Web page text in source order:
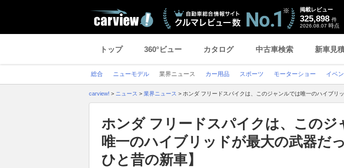
掲載レビュー
325,898 件
2026.08.07 時点
トップ 360°ビュー カタログ 中古車検索 新車見
総合 ニューモデル 業界ニュース カー用品 スポーツ モーターショー イベ
carview! > ニュース > 業界ニュース > ホンダ フリードスパイクは、このジャンルでは唯一のハイブリ
ホンダ フリードスパイクは、このジ
唯一のハイブリッドが最大の武器だ
ひと昔の新車】